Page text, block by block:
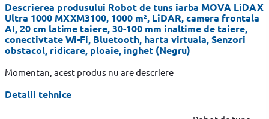
Descrierea produsului Robot de tuns iarba MOVA LiDAX
Ultra 1000 MXXM3100, 1000 m², LiDAR, camera frontala
AI, 20 cm latime taiere, 30-100 mm inaltime de taiere,
conectivtate Wi-Fi, Bluetooth, harta virtuala, Senzori
obstacol, ridicare, ploaie, inghet (Negru)
Momentan, acest produs nu are descriere
Detalii tehnice